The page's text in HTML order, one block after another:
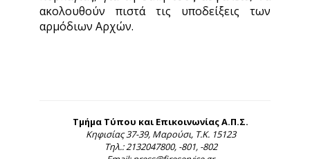
ακολουθούν πιστά τις υποδείξεις των
αρμόδιων Αρχών.
Τμήμα Τύπου και Επικοινωνίας Α.Π.Σ.
Κηφισίας 37-39, Μαρούσι, Τ.Κ. 15123
Τηλ.: 2132047800, -801, -802